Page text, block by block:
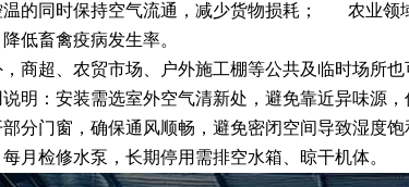
温的同时保持空气流通，减少货物损耗； 农业领
低畜禽疫病发生率。
，商超、农贸市场、户外施工棚等公共及临时场所也
明：安装需选室外空气清新处，避免靠近异味源
分门窗，确保通风顺畅，避免密闭空间导致湿度
月检修水泵，长期停用需排空水箱、晾干机体。